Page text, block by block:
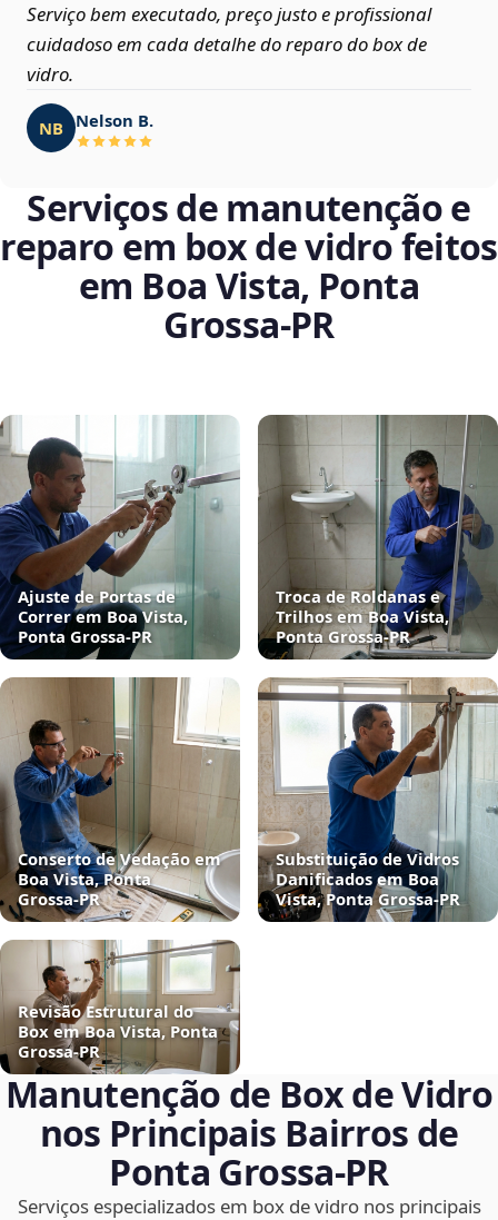
Serviço bem executado, preço justo e profissional
cuidadoso em cada detalhe do reparo do box de
vidro.
NB Nelson B.
Serviços de manutenção e
reparo em box de vidro feitos
em Boa Vista, Ponta
Grossa‑PR
Ajuste de Portas de
Correr em Boa Vista,
Ponta Grossa‑PR
Troca de Roldanas e
Trilhos em Boa Vista,
Ponta Grossa‑PR
Conserto de Vedação em
Boa Vista, Ponta
Grossa‑PR
Substituição de Vidros
Danificados em Boa
Vista, Ponta Grossa‑PR
Revisão Estrutural do
Box em Boa Vista, Ponta
Grossa‑PR
Manutenção de Box de Vidro
nos Principais Bairros de
Ponta Grossa‑PR
Serviços especializados em box de vidro nos principais